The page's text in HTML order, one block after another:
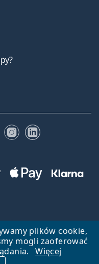
plików cookie,
mogli zaoferować
Więcej
Instagramie
LinkedIn